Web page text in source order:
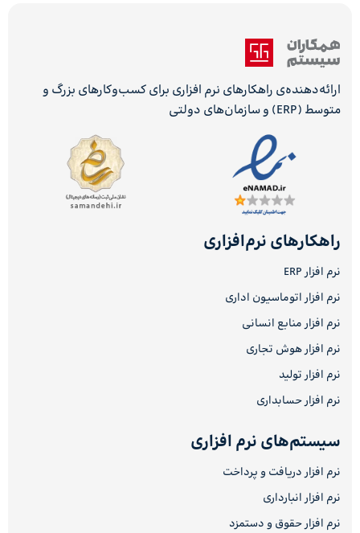
ارائه‌دهنده‌ی راهکارهای نرم افزاری برای کسب‌وکارهای بزرگ و
متوسط (ERP) و سازمان‌های دولتی
راهکارهای نرم‌افزاری
نرم افزار ERP
نرم افزار اتوماسیون اداری
نرم افزار منابع انسانی
نرم افزار هوش تجاری
نرم افزار تولید
نرم افزار حسابداری
سیستم‌های نرم افزاری
نرم افزار دریافت و پرداخت
نرم افزار انبارداری
نرم افزار حقوق و دستمزد